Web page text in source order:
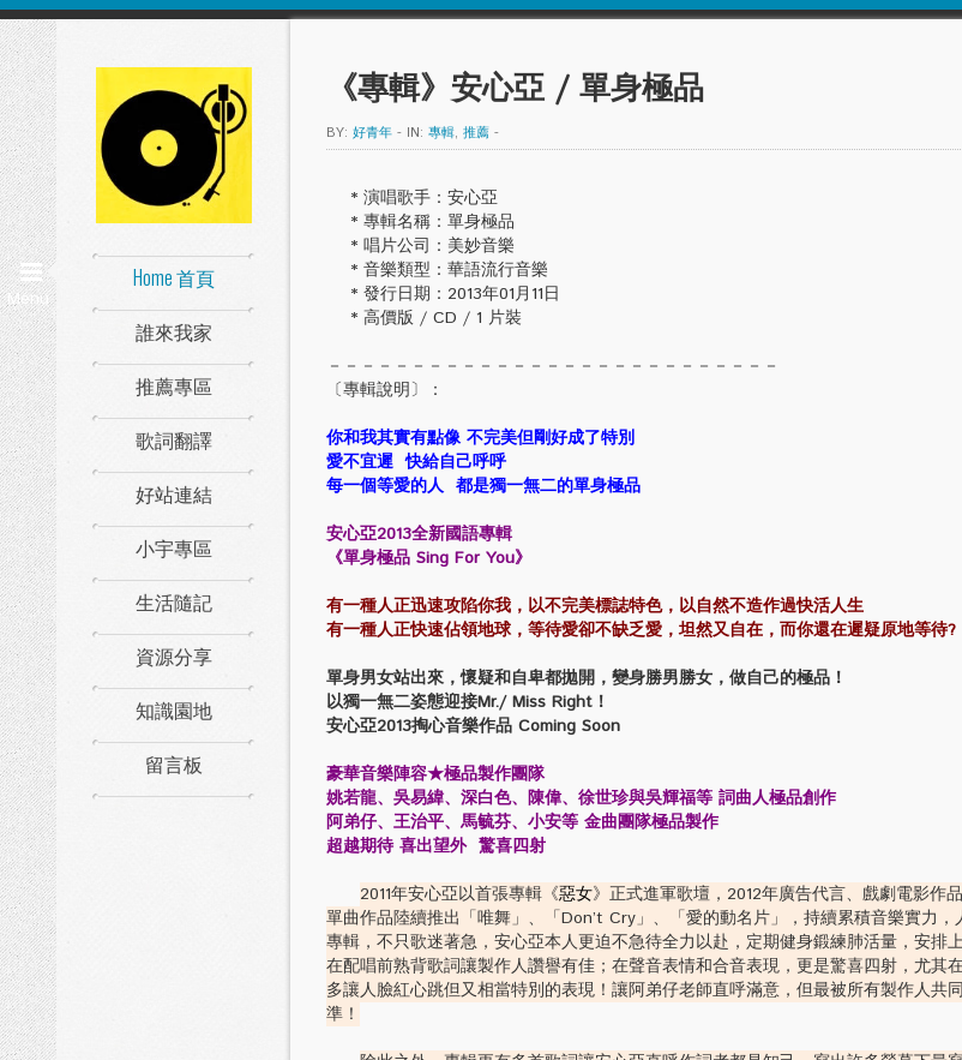
Menu
Home 首頁
誰來我家
推薦專區
歌詞翻譯
好站連結
小宇專區
生活隨記
資源分享
知識園地
留言板
《專輯》安心亞 / 單身極品
BY: 好青年 - IN: 專輯, 推薦 -
* 演唱歌手：安心亞
* 專輯名稱：單身極品
* 唱片公司：美妙音樂
* 音樂類型：華語流行音樂
* 發行日期：2013年01月11日
* 高價版 / CD / 1 片裝
－－－－－－－－－－－－－－－－－－－－－－－－－－－
〔專輯說明〕：
你和我其實有點像 不完美但剛好成了特別
愛不宜遲 快給自己呼呼
每一個等愛的人 都是獨一無二的單身極品
安心亞2013全新國語專輯
《單身極品 Sing For You》
有一種人正迅速攻陷你我，以不完美標誌特色，以自然不造作過快活人生
有一種人正快速佔領地球，等待愛卻不缺乏愛，坦然又自在，而你還在遲疑原地等待?
單身男女站出來，懷疑和自卑都拋開，變身勝男勝女，做自己的極品！
以獨一無二姿態迎接Mr./ Miss Right！
安心亞2013掏心音樂作品 Coming Soon
豪華音樂陣容★極品製作團隊
姚若龍、吳易緯、深白色、陳偉、徐世珍與吳輝福等 詞曲人極品創作
阿弟仔、王治平、馬毓芬、小安等 金曲團隊極品製作
超越期待 喜出望外 驚喜四射
2011年安心亞以首張專輯《惡女》正式進軍歌壇，2012年廣告代言、戲劇電影作
單曲作品陸續推出「唯舞」、「Don’t Cry」、「愛的動名片」，持續累積音樂實力
專輯，不只歌迷著急，安心亞本人更迫不急待全力以赴，定期健身鍛練肺活量，安排
在配唱前熟背歌詞讓製作人讚譽有佳；在聲音表情和合音表現，更是驚喜四射，尤其
多讓人臉紅心跳但又相當特別的表現！讓阿弟仔老師直呼滿意，但最被所有製作人共
準！